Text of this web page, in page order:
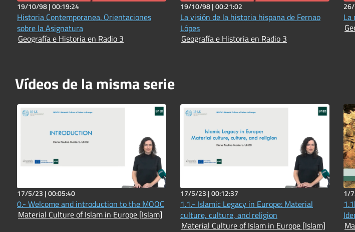
19/10/98 |00:19:24
Historia Contemporanea. Orientaciones
sobre la Asignatura
Geografía e Historia en Radio 3
19/10/98 |00:21:02
La visión de la historia hispana de Fernao
Lópes
Geografía e Historia en Radio 3
La
Vídeos de la misma serie
17/5/23 |00:05:40
0.- Welcome and introduction to the MOOC
Material Culture of Islam in Europe [Islam]
17/5/23 |00:12:37
1.1.- Islamic Legacy in Europe: Material
culture, culture, and religion
Material Culture of Islam in Europe [Islam]
1/